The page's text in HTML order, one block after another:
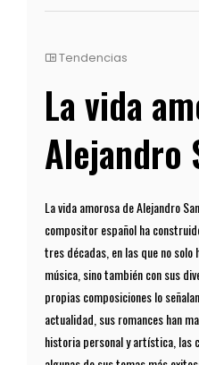
Tendencias
La vida
Alejandro
La vida amorosa de Alejandro
compositor español ha
tres décadas, en las que no solo
música, sino también con sus
propias composiciones lo
actualidad, sus romances han
historia personal y artística, las